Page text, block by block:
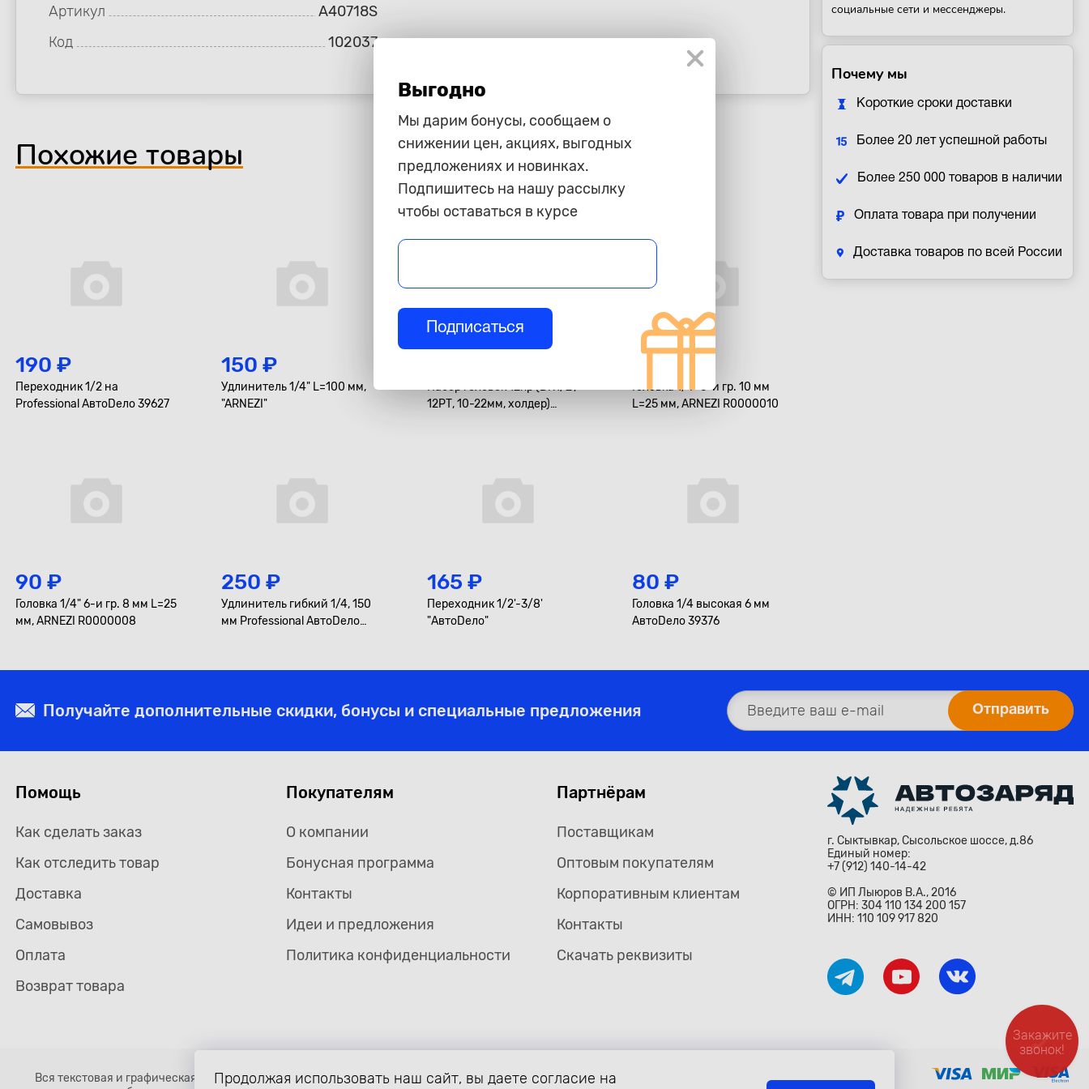
Артикул
A40718S
Код
102037
Похожие товары
190 ₽
Переходник 1/2 на
Professional АвтоDело 39627
150 ₽
Удлинитель 1/4" L=100 мм,
"ARNEZI"
Набор головок 12пр (DR1/2',
12РТ, 10-22мм, холдер)
Головка 1/4" 6-и гр. 10 мм
L=25 мм, ARNEZI R0000010
90 ₽
Головка 1/4" 6-и гр. 8 мм L=25
мм, ARNEZI R0000008
250 ₽
Удлинитель гибкий 1/4, 150
мм Professional АвтоDело
165 ₽
Переходник 1/2'-3/8'
"АвтоDело"
80 ₽
Головка 1/4 высокая 6 мм
АвтоDело 39376
социальные сети и мессенджеры.
Почему мы
Короткие сроки доставки
Более 20 лет успешной работы
Более 250 000 товаров в наличии
Оплата товара при получении
Доставка товаров по всей России
Получайте дополнительные скидки, бонусы и специальные предложения
Помощь
Как сделать заказ
Как отследить товар
Доставка
Самовывоз
Оплата
Возврат товара
Покупателям
О компании
Бонусная программа
Контакты
Идеи и предложения
Политика конфиденциальности
Партнёрам
Поставщикам
Оптовым покупателям
Корпоративным клиентам
Контакты
Скачать реквизиты
г. Сыктывкар, Сысольское шоссе, д.86
Единый номер:
+7 (912) 140-14-42
© ИП Лыюров В.А., 2016
ОГРН: 304 110 134 200 157
ИНН: 110 109 917 820
Вся текстовая и графическая информация, структура и оформление страницы avtozaryad.ru защищены российскими и международными законами и
Продолжая использовать наш сайт, вы даете согласие на
Выгодно
Мы дарим бонусы, сообщаем о
снижении цен, акциях, выгодных
предложениях и новинках.
Подпишитесь на нашу рассылку
чтобы оставаться в курсе
Подписаться
Закажите
звонок!